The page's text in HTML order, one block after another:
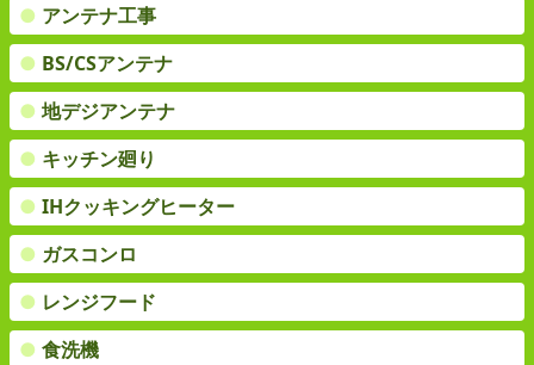
● アンテナ工事
● BS/CSアンテナ
● 地デジアンテナ
● キッチン廻り
● IHクッキングヒーター
● ガスコンロ
● レンジフード
● 食洗機